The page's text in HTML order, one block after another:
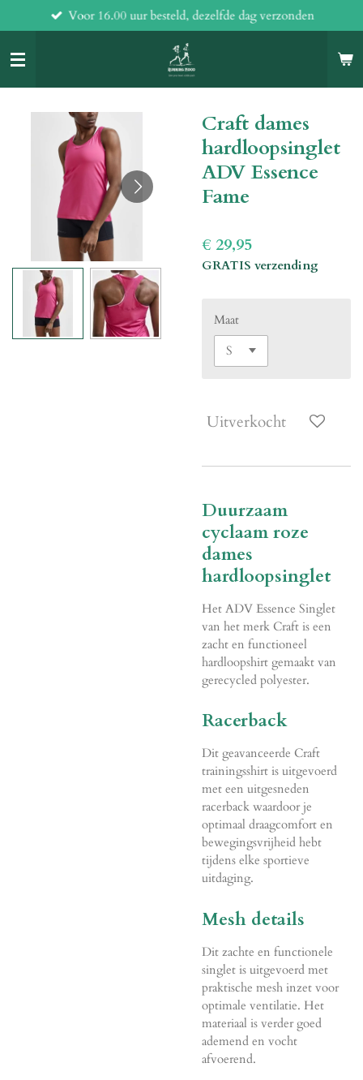
direct
naar
de
hoofdinhoud
Voor 16.00 uur besteld, dezelfde dag verzonden
Craft dames
hardloopsinglet
ADV Essence
Fame
€ 29,95
GRATIS verzending
Maat
Uitverkocht
Duurzaam
cyclaam roze
dames
hardloopsinglet
Het ADV Essence Singlet
van het merk Craft is een
zacht en functioneel
hardloopshirt gemaakt van
gerecycled polyester.
Racerback
Dit geavanceerde Craft
trainingsshirt is uitgevoerd
met een uitgesneden
racerback waardoor je
optimaal draagcomfort en
bewegingsvrijheid hebt
tijdens elke sportieve
uitdaging.
Mesh details
Dit zachte en functionele
singlet is uitgevoerd met
praktische mesh inzet voor
optimale ventilatie. Het
materiaal is verder goed
ademend en vocht
afvoerend.